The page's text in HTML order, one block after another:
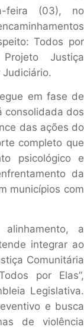
feira (03), no
Todos por
Justiça
em fase de
consolidada dos
das ações do
completo que
psicológico e
da
municípios com
a
integrar ao
Comunitária
por Elas”,
Legislativa.
e busca
de violência